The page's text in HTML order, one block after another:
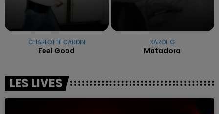
CHARLOTTE CARDIN
Feel Good
KAROL G
Matadora
LES LIVES